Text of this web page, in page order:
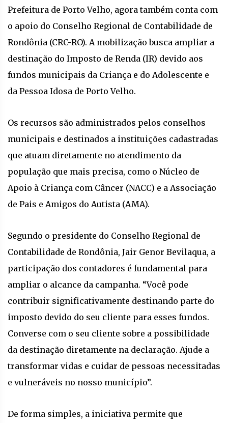
Prefeitura de Porto Velho, agora também conta com
o apoio do Conselho Regional de Contabilidade de
Rondônia (CRC-RO). A mobilização busca ampliar a
destinação do Imposto de Renda (IR) devido aos
fundos municipais da Criança e do Adolescente e
da Pessoa Idosa de Porto Velho.
Os recursos são administrados pelos conselhos
municipais e destinados a instituições cadastradas
que atuam diretamente no atendimento da
população que mais precisa, como o Núcleo de
Apoio à Criança com Câncer (NACC) e a Associação
de Pais e Amigos do Autista (AMA).
Segundo o presidente do Conselho Regional de
Contabilidade de Rondônia, Jair Genor Bevilaqua, a
participação dos contadores é fundamental para
ampliar o alcance da campanha. “Você pode
contribuir significativamente destinando parte do
imposto devido do seu cliente para esses fundos.
Converse com o seu cliente sobre a possibilidade
da destinação diretamente na declaração. Ajude a
transformar vidas e cuidar de pessoas necessitadas
e vulneráveis no nosso município”.
De forma simples, a iniciativa permite que